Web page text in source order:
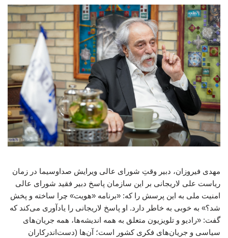
مهدی فیروزان، دبیر وقتِ شورای عالی ویرایش صداوسیما در زمان
ریاست علی لاریجانی بر این سازمان پاسخ دبیر فقید شورای عالی
امنیت ملی به این پرسش را که: «برنامه «هویت» چرا ساخته و پخش
شد؟» به خوبی به خاطر دارد. او پاسخ لاریجانی را یادآوری می‌کند که
گفت: «رادیو و تلویزیون متعلق به همه اندیشه‌ها، همه جریان‌های
سیاسی و جریان‌های فکری کشور است؛ آن‌ها (دست‌اندرکاران